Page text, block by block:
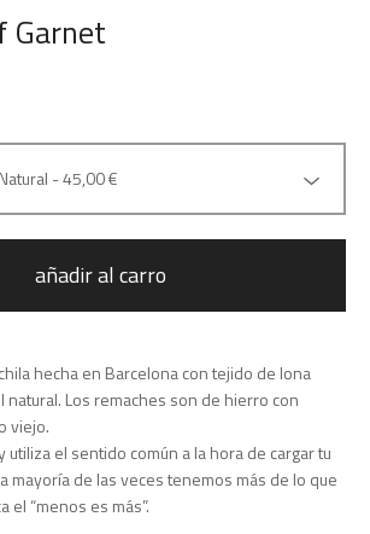
Garnet
añadir al carro
hecha en Barcelona con tejido de lona
natural. Los remaches son de hierro con
viejo.
utiliza el sentido común a la hora de cargar tu
mayoría de las veces tenemos más de lo que
el “menos es más”.